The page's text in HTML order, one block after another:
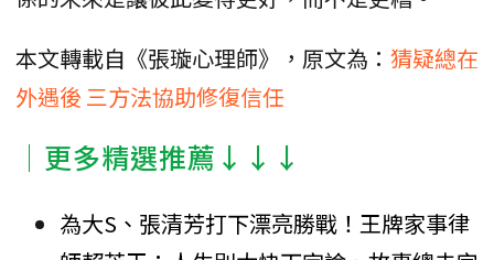
本文轉載自《張璇心理師》，原文為： 猜疑總在
外遇後 三方法協助修復信任
│更多精選推薦↓↓↓
為大S、張清芳打下漂亮勝戰！王牌家事律